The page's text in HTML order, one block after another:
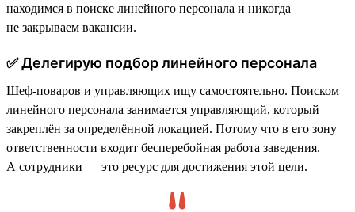
находимся в поиске линейного персонала и никогда
не закрываем вакансии.
✅ Делегирую подбор линейного персонала
Шеф-поваров и управляющих ищу самостоятельно. Поиском
линейного персонала занимается управляющий, который
закреплён за определённой локацией. Потому что в его зону
ответственности входит бесперебойная работа заведения.
А сотрудники — это ресурс для достижения этой цели.